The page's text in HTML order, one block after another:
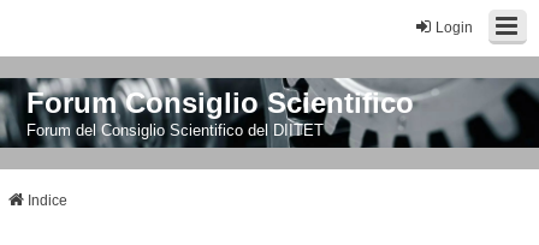
Login
Forum Consiglio Scientifico
Forum del Consiglio Scientifico del DIITET
Indice